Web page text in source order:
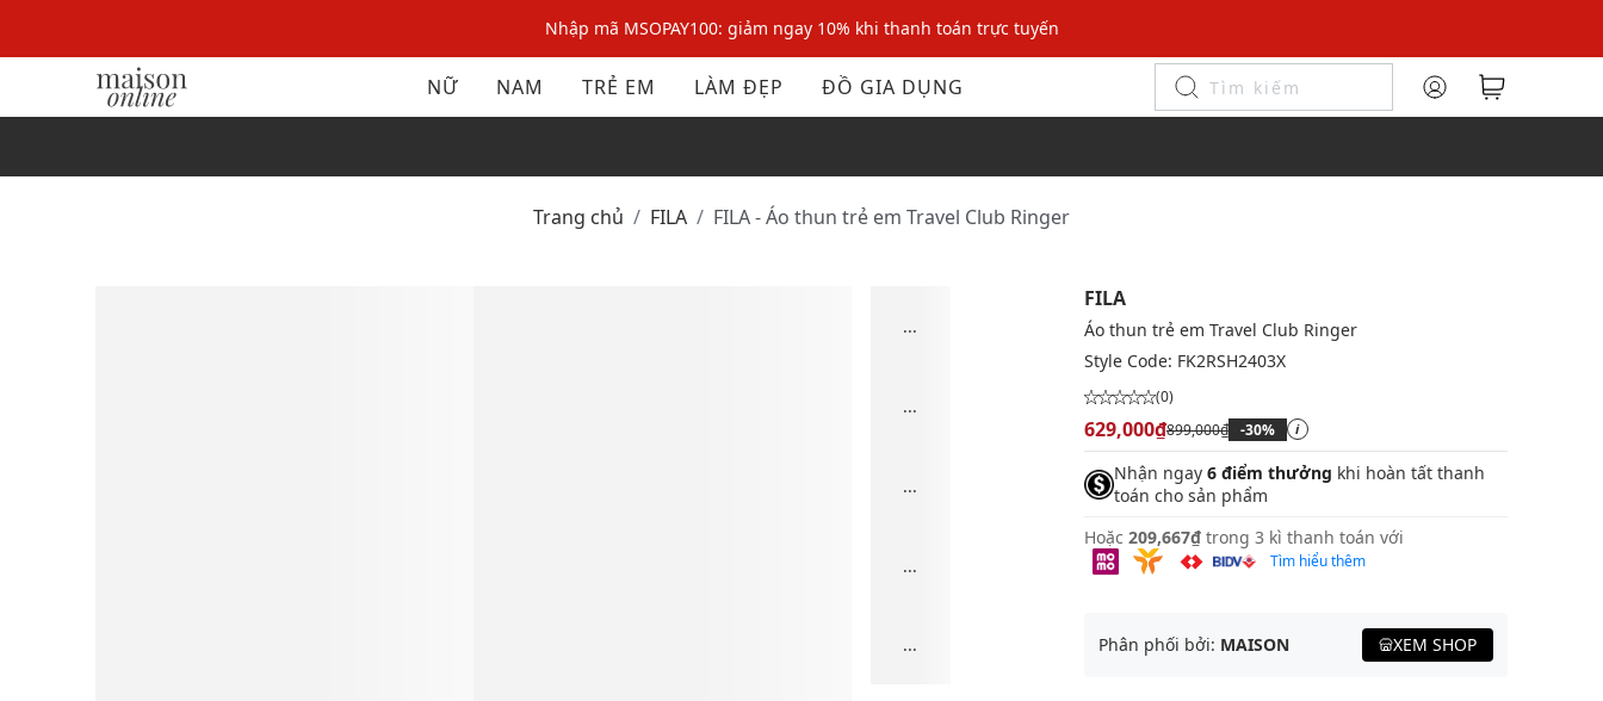
Nhập mã MSOPAY100: giảm ngay 10% khi thanh toán trực tuyến
Nhập mã: MSOXINCHAO - Giảm 10% đơn đầu cho thành viên mới!
Nhập mã MSOPAY100: giảm ngay 10% khi thanh toán trực tuyến
NỮ NAM TRẺ EM LÀM ĐẸP ĐỒ GIA DỤNG
Trang chủ FILA FILA - Áo thun trẻ em Travel Club Ringer
...
...
...
...
...
FILA
Áo thun trẻ em Travel Club Ringer
Style Code: FK2RSH2403X
(0)
629,000₫899,000₫ -30% i
Nhận ngay 6 điểm thưởng khi hoàn tất thanh
toán cho sản phẩm
Hoặc 209,667₫ trong 3 kì thanh toán với
Tìm hiểu thêm
Phân phối bởi: MAISON XEM SHOP